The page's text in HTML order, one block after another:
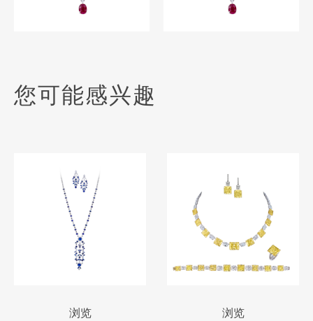
您可能感兴趣
浏览 浏览